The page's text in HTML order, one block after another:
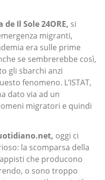
Il Sole 24ORE, si
migranti,
era sulle prime
se sembrerebbe così,
gli sbarchi anzi
fenomeno. L’ISTAT,
dato via ad un
migratori e quindi
oggi ci
la scomparsa della
che producono
o sono troppo